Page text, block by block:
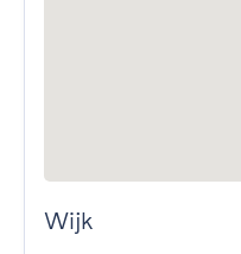
Wijk